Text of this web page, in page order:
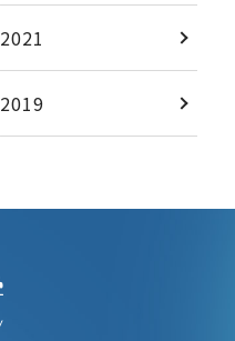
2021
2019